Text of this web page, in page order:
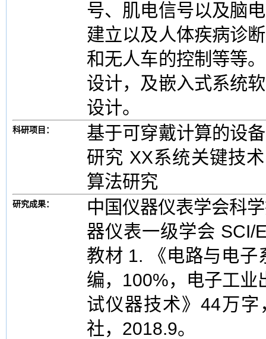
号、肌电信号以及脑
建立以及人体疾病诊
和无人车的控制等等
设计，及嵌入式系统
设计。
科研项目：
基于可穿戴计算的设
研究 XX系统关键技
算法研究
研究成果：
中国仪器仪表学会科
器仪表一级学会 SCI/
教材 1. 《电路与电
编，100%，电子工业
试仪器技术》44万
社，2018.9。